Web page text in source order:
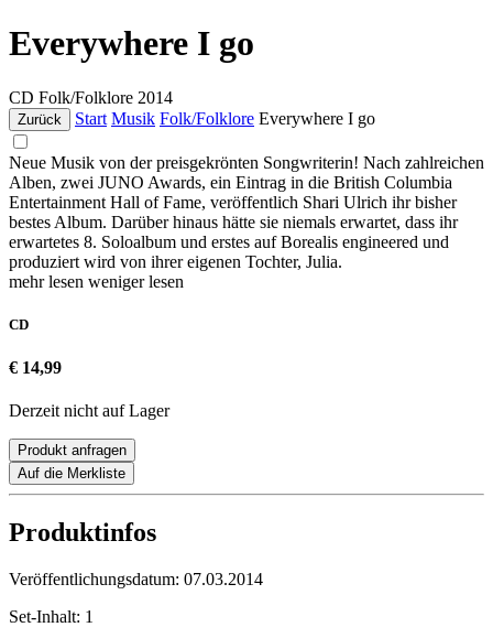
Everywhere I go
CD Folk/Folklore 2014
Zurück Start Musik Folk/Folklore Everywhere I go
Neue Musik von der preisgekrönten Songwriterin! Nach zahlreichen
Alben, zwei JUNO Awards, ein Eintrag in die British Columbia
Entertainment Hall of Fame, veröffentlich Shari Ulrich ihr bisher
bestes Album. Darüber hinaus hätte sie niemals erwartet, dass ihr
erwartetes 8. Soloalbum und erstes auf Borealis engineered und
produziert wird von ihrer eigenen Tochter, Julia.
mehr lesen weniger lesen
CD
€ 14,99
Derzeit nicht auf Lager
Produkt anfragen
Auf die Merkliste
Produktinfos
Veröffentlichungsdatum: 07.03.2014
Set-Inhalt: 1